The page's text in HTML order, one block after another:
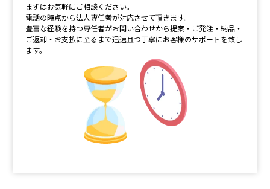
まずはお気軽にご相談ください。
電話の時点から法人専任者が対応させて頂きます。
豊富な経験を持つ専任者がお問い合わせから提案・ご発注・納品・
ご返却・お支払に至るまで迅速且つ丁寧にお客様のサポートを致し
ます。